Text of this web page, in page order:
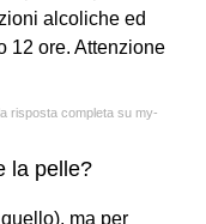
alcoliche ed
12 ore. Attenzione
risposta completa su my-
la pelle?
ma per